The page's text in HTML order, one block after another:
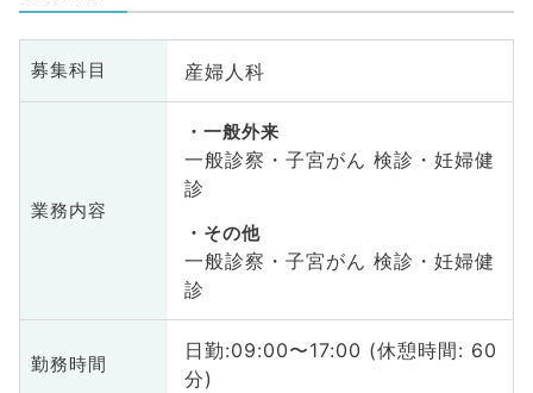
募集科目 産婦人科
業務内容
一般外来
一般診察・子宮がん 検診・妊婦健
診
その他
一般診察・子宮がん 検診・妊婦健
診
勤務時間
日勤:09:00〜17:00 (休憩時間: 60
分)